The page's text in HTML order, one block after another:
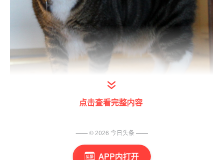
APP内打开
在24小时内注射。但是，超过24小时注射疫
苗，只要在疫苗生效前，也就是疫苗刺激机体
点击查看完整内容
—— ©2026 今日头条 ——